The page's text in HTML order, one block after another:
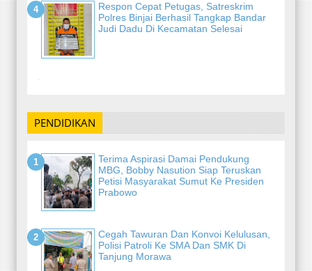
Respon Cepat Petugas, Satreskrim
Polres Binjai Berhasil Tangkap Bandar
Judi Dadu Di Kecamatan Selesai
-
PENDIDIKAN
Terima Aspirasi Damai Pendukung
MBG, Bobby Nasution Siap Teruskan
Petisi Masyarakat Sumut Ke Presiden
Prabowo
Cegah Tawuran Dan Konvoi Kelulusan,
Polisi Patroli Ke SMA Dan SMK Di
Tanjung Morawa